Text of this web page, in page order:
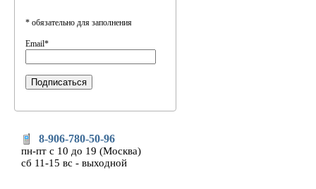
* обязательно для заполнения
Email*
8-906-780-50-96
пн-пт с 10 до 19 (Москва)
сб 11-15 вс - выходной